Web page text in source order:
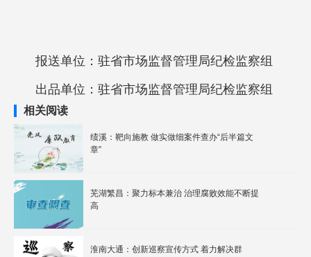
报送单位：驻省市场监督管理局纪检监察组
出品单位：驻省市场监督管理局纪检监察组
相关阅读
绩溪：靶向施教 做实做细案件查办“后半篇文
章”
芜湖繁昌：聚力标本兼治 治理腐败效能不断提
高
淮南大通：创新巡察宣传方式 着力解决群